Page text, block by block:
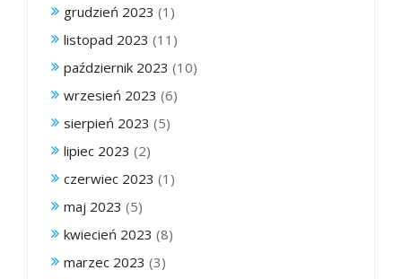
grudzień 2023 (1)
listopad 2023 (11)
październik 2023 (10)
wrzesień 2023 (6)
sierpień 2023 (5)
lipiec 2023 (2)
czerwiec 2023 (1)
maj 2023 (5)
kwiecień 2023 (8)
marzec 2023 (3)